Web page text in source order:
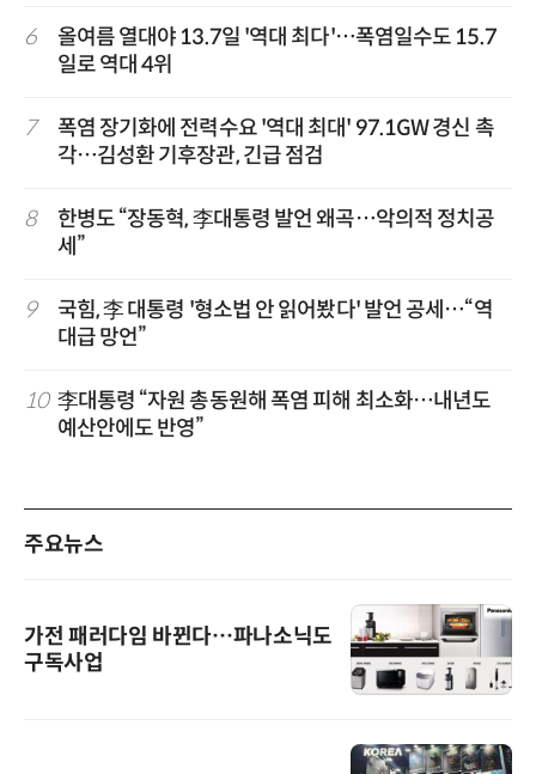
6
올여름 열대야 13.7일 '역대 최다'…폭염일수도 15.7
일로 역대 4위
7
폭염 장기화에 전력수요 '역대 최대' 97.1GW 경신 촉
각…김성환 기후장관, 긴급 점검
8
한병도 “장동혁, 李대통령 발언 왜곡…악의적 정치공
세”
9
국힘, 李 대통령 '형소법 안 읽어봤다' 발언 공세…“역
대급 망언”
10 李대통령 “자원 총동원해 폭염 피해 최소화…내년도
예산안에도 반영”
주요뉴스
가전 패러다임 바뀐다…파나소닉도
구독사업